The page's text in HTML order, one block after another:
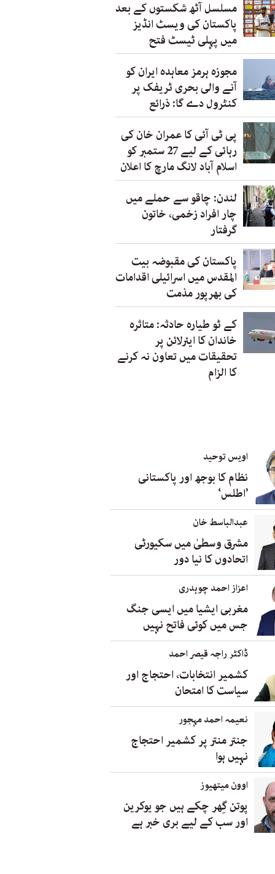
مسلسل آٹھ شکستوں کے بعد
پاکستان کی ویسٹ انڈیز
میں پہلی ٹیسٹ فتح
مجوزہ ہرمز معاہدہ ایران کو
آنے والی بحری ٹریفک پر
کنٹرول دے گا: ذرائع
پی ٹی آئی کا عمران خان کی
رہائی کے لیے 27 ستمبر کو
اسلام آباد لانگ مارچ کا اعلان
لندن: چاقو سے حملے میں
چار افراد زخمی، خاتون
گرفتار
پاکستان کی مقبوضہ بیت
المقدس میں اسرائیلی اقدامات
کی بھرپور مذمت
کے ٹو طیارہ حادثہ: متاثرہ
خاندان کا ایئرلائن پر
تحقیقات میں تعاون نہ کرنے
کا الزام
اویس توحید
نظام کا بوجھ اور پاکستانی
’اطلس‘
عبدالباسط خان
مشرق وسطیٰ میں سکیورٹی
اتحادوں کا نیا دور
اعزاز احمد چوہدری
مغربی ایشیا میں ایسی جنگ
جس میں کوئی فاتح نہیں
ڈاکٹر راجہ قیصر احمد
کشمیر انتخابات، احتجاج اور
سیاست کا امتحان
نعیمہ احمد مہجور
جنتر منتر پر کشمیر احتجاج
نہیں ہوا
اوون میتھیوز
پوتن گِھر چکے ہیں جو یوکرین
اور سب کے لیے بری خبر ہے